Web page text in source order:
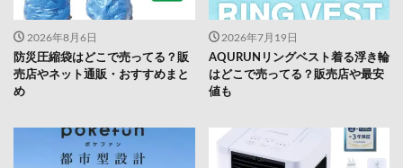
2026年8月6日
防災圧縮袋はどこで売ってる？販
売店やネット通販・おすすめまと
め
2026年7月19日
AQURUNリングベスト着る浮き輪
はどこで売ってる？販売店や最安
値も